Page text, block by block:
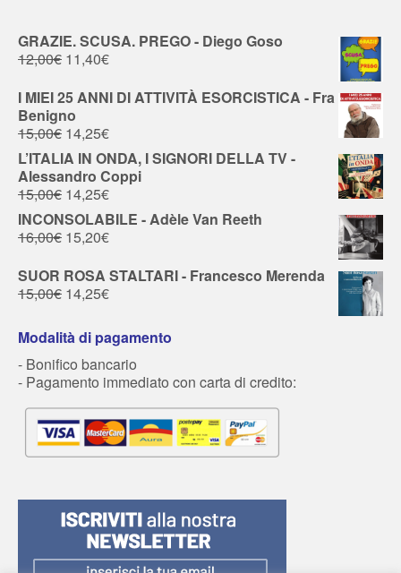
GRAZIE. SCUSA. PREGO - Diego Goso
12,00€ 11,40€
I MIEI 25 ANNI DI ATTIVITÀ ESORCISTICA - Fra
Benigno
15,00€ 14,25€
L’ITALIA IN ONDA, I SIGNORI DELLA TV -
Alessandro Coppi
15,00€ 14,25€
INCONSOLABILE - Adèle Van Reeth
16,00€ 15,20€
SUOR ROSA STALTARI - Francesco Merenda
15,00€ 14,25€
Modalità di pagamento
- Bonifico bancario
- Pagamento immediato con carta di credito: